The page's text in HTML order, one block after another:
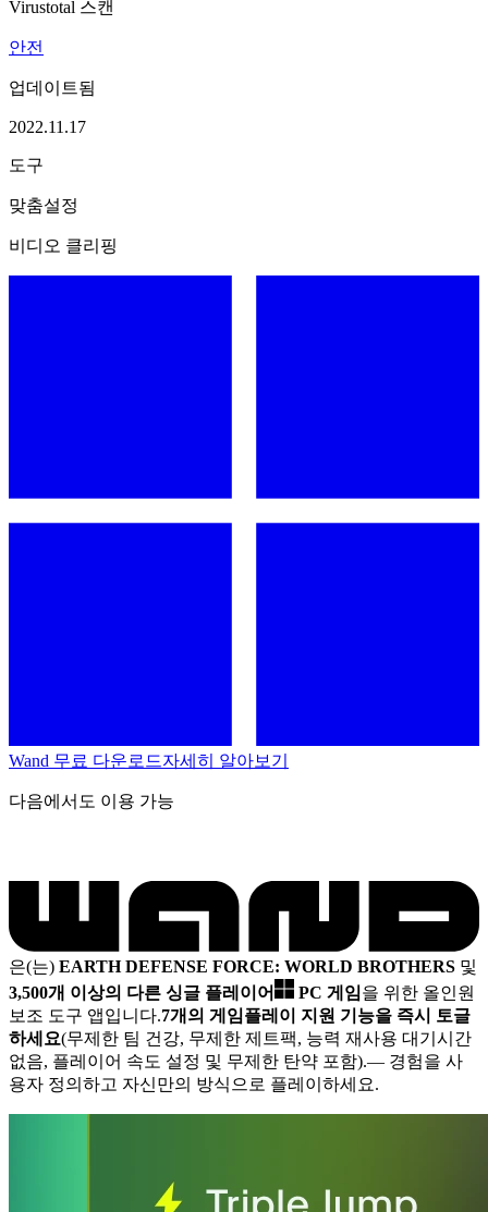
Virustotal 스캔
안전
업데이트됨
2022.11.17
도구
맞춤설정
비디오 클리핑
Wand 무료 다운로드자세히 알아보기
다음에서도 이용 가능
은(는) EARTH DEFENSE FORCE: WORLD BROTHERS 및
3,500개 이상의 다른 싱글 플레이어
PC 게임을 위한 올인원
보조 도구 앱입니다.7개의 게임플레이 지원 기능을 즉시 토글
하세요(무제한 팀 건강, 무제한 제트팩, 능력 재사용 대기시간
없음, 플레이어 속도 설정 및 무제한 탄약 포함).— 경험을 사
용자 정의하고 자신만의 방식으로 플레이하세요.